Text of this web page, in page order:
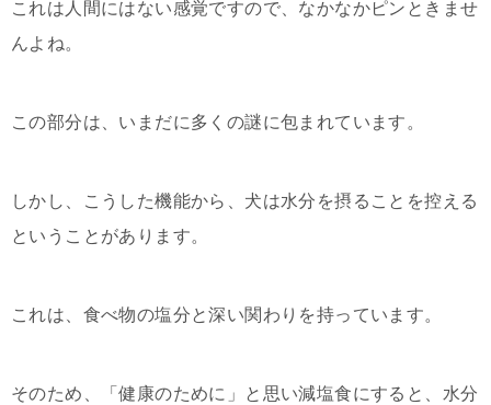
これは人間にはない感覚ですので、なかなかピンときませ
んよね。
この部分は、いまだに多くの謎に包まれています。
しかし、こうした機能から、犬は水分を摂ることを控える
ということがあります。
これは、食べ物の塩分と深い関わりを持っています。
そのため、「健康のために」と思い減塩食にすると、水分